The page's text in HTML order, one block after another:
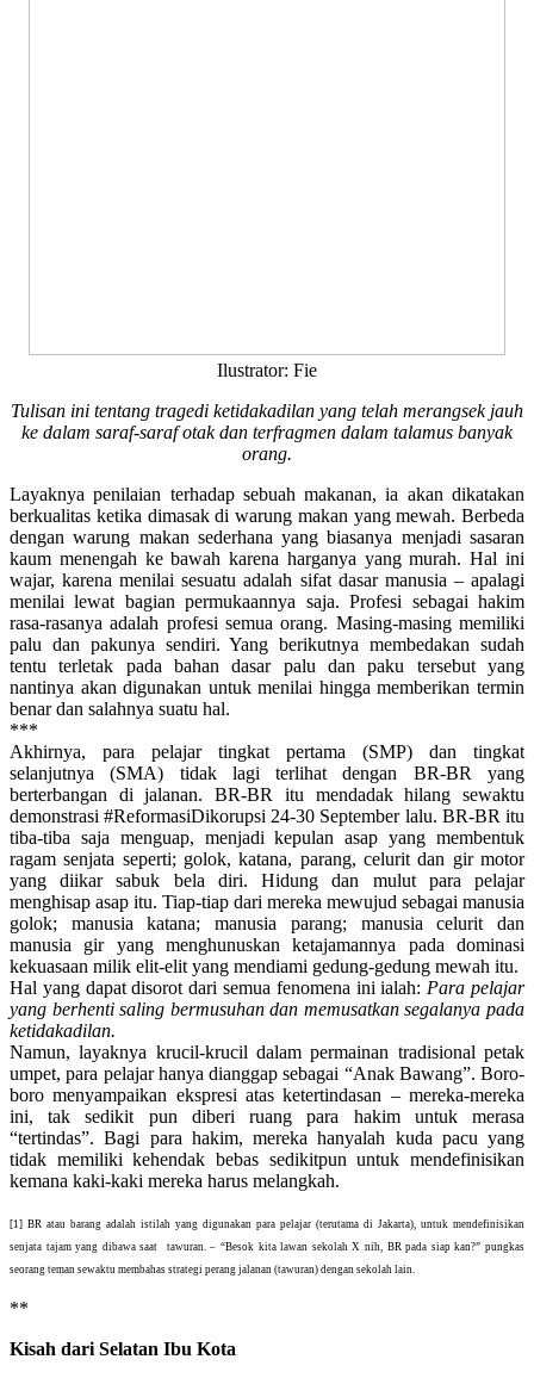
Ilustrator: Fie
Tulisan ini tentang tragedi ketidakadilan yang telah merangsek jauh
ke dalam saraf-saraf otak dan terfragmen dalam talamus banyak
orang.
Layaknya penilaian terhadap sebuah makanan, ia akan dikatakan
berkualitas ketika dimasak di warung makan yang mewah. Berbeda
dengan warung makan sederhana yang biasanya menjadi sasaran
kaum menengah ke bawah karena harganya yang murah. Hal ini
wajar, karena menilai sesuatu adalah sifat dasar manusia – apalagi
menilai lewat bagian permukaannya saja. Profesi sebagai hakim
rasa-rasanya adalah profesi semua orang. Masing-masing memiliki
palu dan pakunya sendiri. Yang berikutnya membedakan sudah
tentu terletak pada bahan dasar palu dan paku tersebut yang
nantinya akan digunakan untuk menilai hingga memberikan termin
benar dan salahnya suatu hal.
***
Akhirnya, para pelajar tingkat pertama (SMP) dan tingkat
selanjutnya (SMA) tidak lagi terlihat dengan BR-BR yang
berterbangan di jalanan. BR-BR itu mendadak hilang sewaktu
demonstrasi #ReformasiDikorupsi 24-30 September lalu. BR-BR itu
tiba-tiba saja menguap, menjadi kepulan asap yang membentuk
ragam senjata seperti; golok, katana, parang, celurit dan gir motor
yang diikar sabuk bela diri. Hidung dan mulut para pelajar
menghisap asap itu. Tiap-tiap dari mereka mewujud sebagai manusia
golok; manusia katana; manusia parang; manusia celurit dan
manusia gir yang menghunuskan ketajamannya pada dominasi
kekuasaan milik elit-elit yang mendiami gedung-gedung mewah itu.
Hal yang dapat disorot dari semua fenomena ini ialah: Para pelajar
yang berhenti saling bermusuhan dan memusatkan segalanya pada
ketidakadilan.
Namun, layaknya krucil-krucil dalam permainan tradisional petak
umpet, para pelajar hanya dianggap sebagai “Anak Bawang”. Boro-
boro menyampaikan ekspresi atas ketertindasan – mereka-mereka
ini,tak sedikit pun diberiruang para hakim untuk merasa
“tertindas”. Bagi para hakim, mereka hanyalah kuda pacu yang
tidak memiliki kehendak bebas sedikitpun untuk mendefinisikan
kemana kaki-kaki mereka harus melangkah.
[1] BR atau barang adalah istilah yang digunakan para pelajar (terutama di Jakarta), untuk mendefinisikan
senjata tajam yang dibawa saat tawuran. – “Besok kita lawan sekolah X nih, BR pada siap kan?” pungkas
seorang teman sewaktu membahas strategi perang jalanan (tawuran) dengan sekolah lain.
**
Kisah dari Selatan Ibu Kota